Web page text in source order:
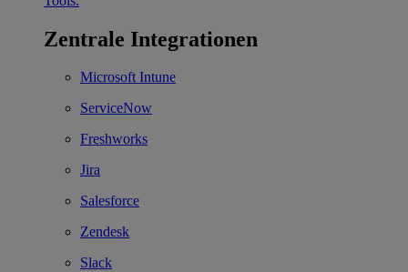
Zentrale Integrationen
Microsoft Intune
ServiceNow
Freshworks
Jira
Salesforce
Zendesk
Slack